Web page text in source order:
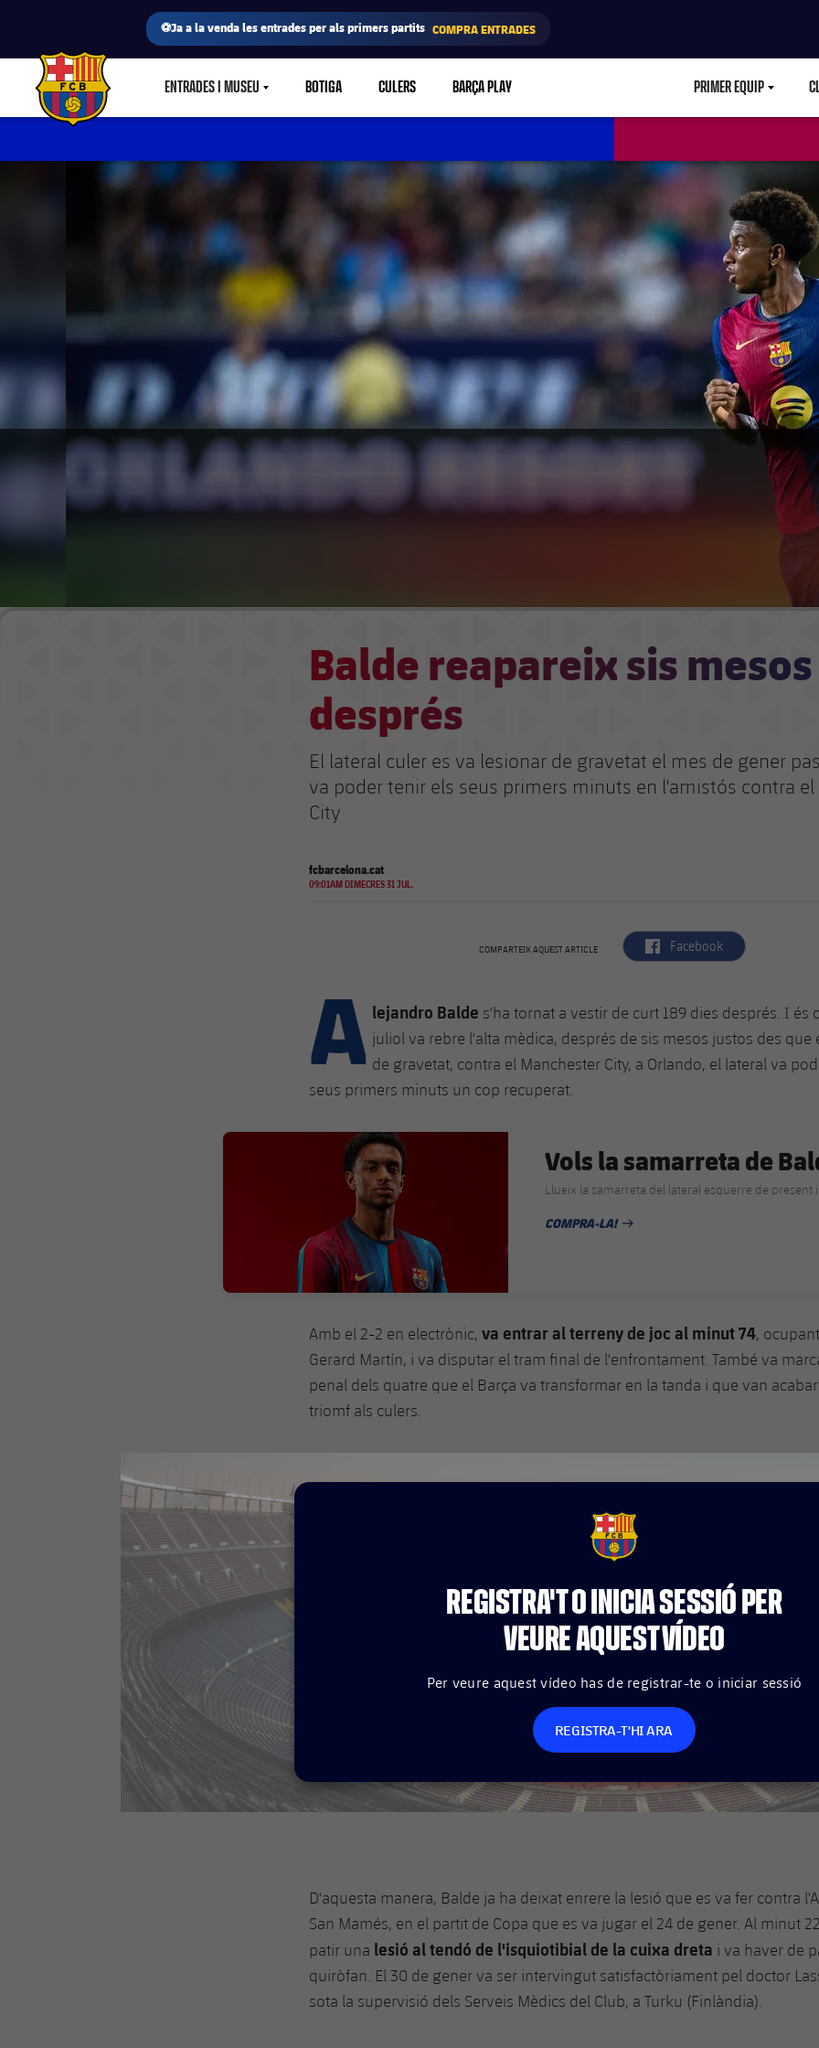
⚽Ja a la venda les entrades per als primers partits COMPRA ENTRADES
FC Barcelona club badge ENTRADES I MUSEULABEL.SHARE.CARETDOWN
BOTIGA CULERS BARÇA PLAY PRIMER EQUIP
Balde reapareix sis mesos
després
El lateral culer es va lesionar de gravetat el mes de gener
va poder tenir els seus primers minuts en l'amistós contra
City
fcbarcelona.cat
09:01AM DIMECRES 31 JUL.
COMPARTEIX AQUEST ARTICLE label.aria.facebook
Facebook
A lejandro Balde s'ha tornat a vestir de curt 189 dies després. I és
juliol va rebre l'alta mèdica, després de sis mesos justos des que
de gravetat, contra el Manchester City, a Orlando, el lateral va
seus primers minuts un cop recuperat.
FC Barcelona club badge
Vols la samarreta de
Llueix la samarreta del lateral esquerre de present
COMPRA-LA!
DATA DE PUBLICACIÓ
Amb el 2-2 en electrònic, va entrar al terreny de joc al minut 74,
Gerard Martín, i va disputar el tram final de l'enfrontament. També va
penal dels quatre que el Barça va transformar en la tanda i que van
triomf als culers.
FCB Barcelona badge
REGISTRA'T O INICIA SESSIÓ PER
VEURE AQUEST VÍDEO
Per veure aquest vídeo has de registrar-te o iniciar sessió
REGISTRA-T'HI ARA
D'aquesta manera, Balde ja ha deixat enrere la lesió que es va fer contra
San Mamés, en el partit de Copa que es va jugar el 24 de gener. Al minut
patir una lesió al tendó de l'isquiotibial de la cuixa dreta i va haver de
quiròfan. El 30 de gener va ser intervingut satisfactòriament pel doctor
sota la supervisió dels Serveis Mèdics del Club, a Turku (Finlàndia).